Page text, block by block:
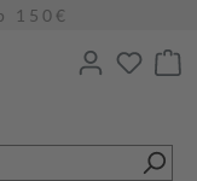
150€